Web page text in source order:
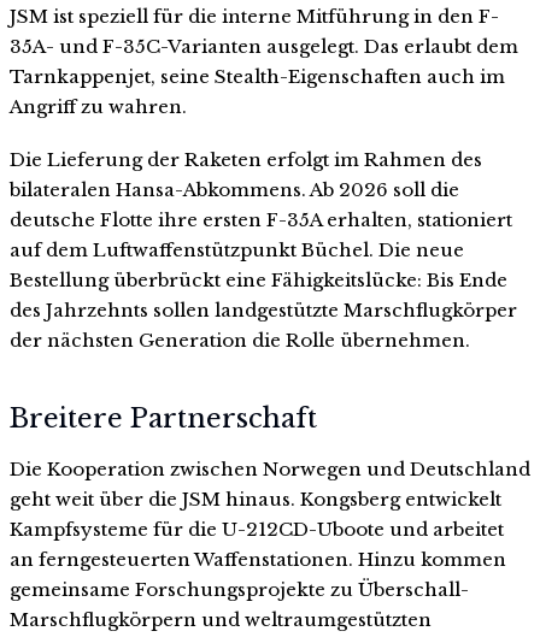
JSM ist speziell für die interne Mitführung in den F-
35A- und F-35C-Varianten ausgelegt. Das erlaubt dem
Tarnkappenjet, seine Stealth-Eigenschaften auch im
Angriff zu wahren.
Die Lieferung der Raketen erfolgt im Rahmen des
bilateralen Hansa-Abkommens. Ab 2026 soll die
deutsche Flotte ihre ersten F-35A erhalten, stationiert
auf dem Luftwaffenstützpunkt Büchel. Die neue
Bestellung überbrückt eine Fähigkeitslücke: Bis Ende
des Jahrzehnts sollen landgestützte Marschflugkörper
der nächsten Generation die Rolle übernehmen.
Breitere Partnerschaft
Die Kooperation zwischen Norwegen und Deutschland
geht weit über die JSM hinaus. Kongsberg entwickelt
Kampfsysteme für die U-212CD-Uboote und arbeitet
an ferngesteuerten Waffenstationen. Hinzu kommen
gemeinsame Forschungsprojekte zu Überschall-
Marschflugkörpern und weltraumgestützten